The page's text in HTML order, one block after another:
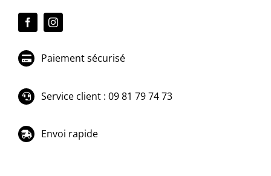
Paiement sécurisé
Service client : 09 81 79 74 73
Envoi rapide